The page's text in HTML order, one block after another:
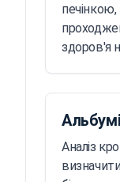
здоров'я
Аналіз